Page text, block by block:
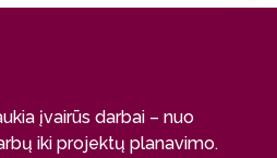
įvairūs darbai – nuo
iki projektų planavimo.